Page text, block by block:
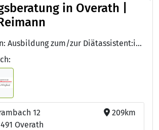
in Overath |
Qualifikationen: Ausbildung zum/zur Diätassistent:in , Ernährungsberater:in DGE, Diätassistent:in VDD, Fortbildung Diätassistent:in Onkologie VDD
12
Overath
209km